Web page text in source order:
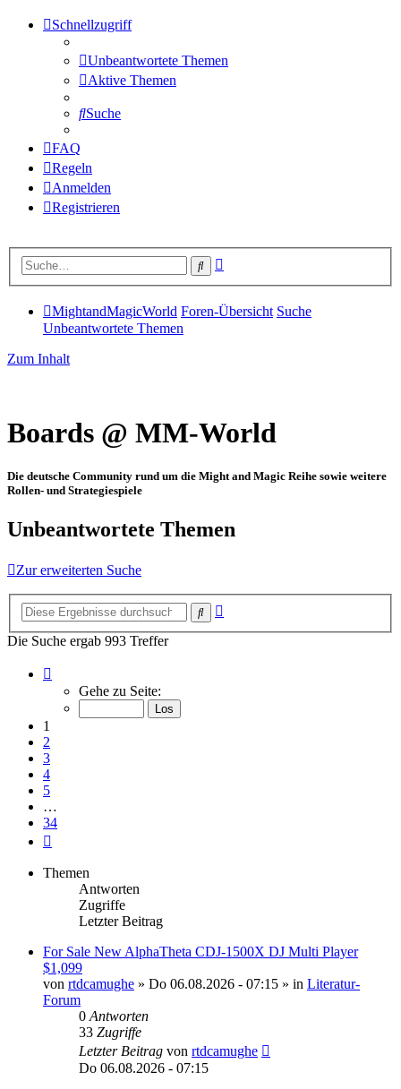
Schnellzugriff
Unbeantwortete Themen
Aktive Themen
Suche
FAQ
Regeln
Anmelden
Registrieren
Suche
MightandMagicWorld Foren-Übersicht Suche
Unbeantwortete Themen
Zum Inhalt
Boards @ MM-World
Die deutsche Community rund um die Might and Magic Reihe sowie weitere
Rollen- und Strategiespiele
Unbeantwortete Themen
Zur erweiterten Suche
Suche
Die Suche ergab 993 Treffer
von
Gehe zu Seite:
1
2
3
4
5
…
34
Themen
Antworten
Zugriffe
Letzter Beitrag
For Sale New AlphaTheta CDJ-1500X DJ Multi Player
$1,099
von rtdcamughe » Do 06.08.2026 - 07:15 » in Literatur-
Forum
0 Antworten
33 Zugriffe
Letzter Beitrag von rtdcamughe
Do 06.08.2026 - 07:15